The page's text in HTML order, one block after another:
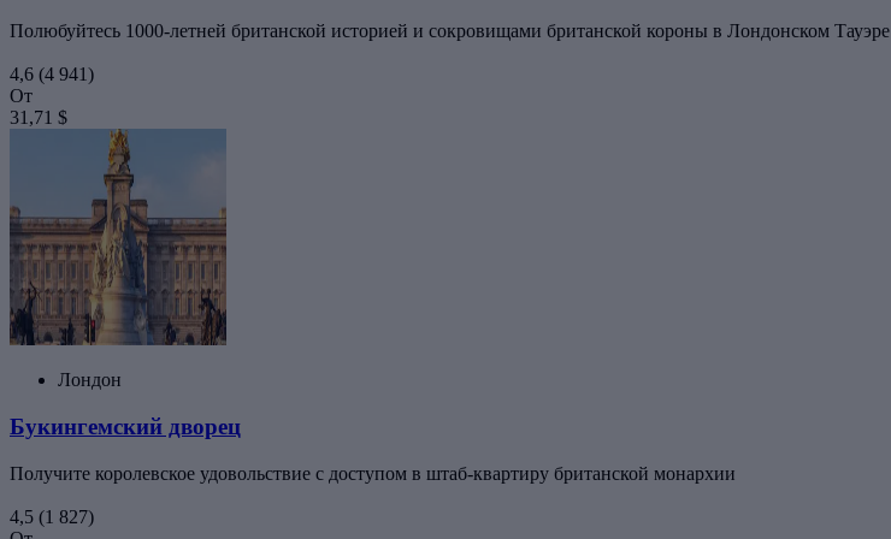
Полюбуйтесь 1000-летней британской историей и сокровищами британской короны в Лондонском Тауэре
4,6 (4 941)
От
31,71 $
Лондон
Букингемский дворец
Получите королевское удовольствие с доступом в штаб-квартиру британской монархии
4,5 (1 827)